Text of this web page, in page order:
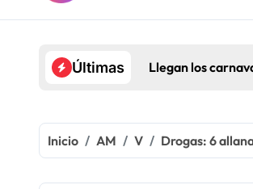
Últimas Llegan los
Inicio AM V Drogas: 6